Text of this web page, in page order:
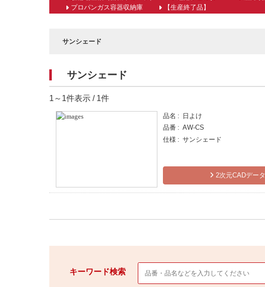
プロパンガス容器収納庫
【生産終了品】
サンシェード
サンシェード
1～1件表示 / 1件
品名
日よけ
品番
AW-CS
仕様
サンシェード
2次元CADデータ
キーワード検索